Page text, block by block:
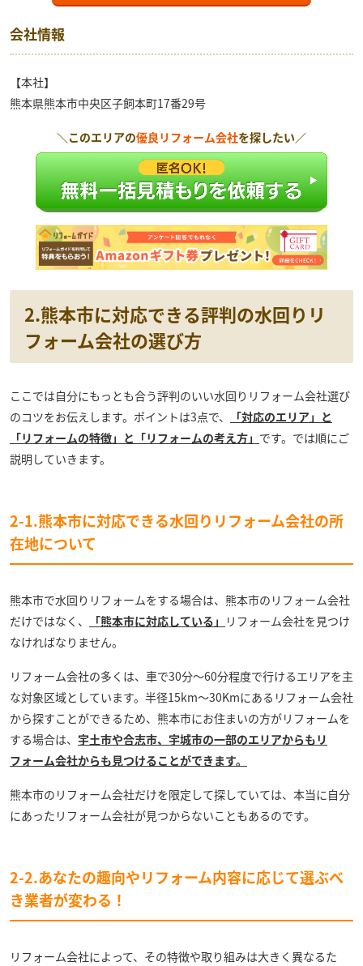
会社情報
【本社】
熊本県熊本市中央区子飼本町17番29号
＼このエリアの優良リフォーム会社を探したい／
2.熊本市に対応できる評判の水回りリ
フォーム会社の選び方
ここでは自分にもっとも合う評判のいい水回りリフォーム会社選び
のコツをお伝えします。ポイントは3点で、
「対応のエリア」と
「リフォームの特徴」と「リフォームの考え方」 です。では順にご
説明していきます。
2-1.熊本市に対応できる水回りリフォーム会社の所
在地について
熊本市で水回りリフォームをする場合は、熊本市のリフォーム会社
だけではなく、
「熊本市に対応している」 リフォーム会社を見つけ
なければなりません。
リフォーム会社の多くは、車で30分～60分程度で行けるエリアを主
な対象区域としています。半径15km～30Kmにあるリフォーム会社
から探すことができるため、熊本市にお住まいの方がリフォームを
する場合は、 宇土市や合志市、宇城市の一部のエリアからもリ
フォーム会社からも見つけることができます。
熊本市のリフォーム会社だけを限定して探していては、本当に自分
にあったリフォーム会社が見つからないこともあるのです。
2-2.あなたの趣向やリフォーム内容に応じて選ぶべ
き業者が変わる！
リフォーム会社によって、その特徴や取り組みは大きく異なるた